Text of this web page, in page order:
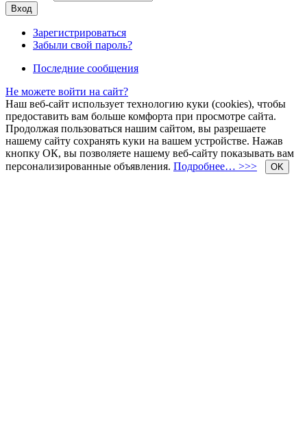
Зарегистрироваться
Забыли свой пароль?
Последние сообщения
Не можете войти на сайт?
Наш веб-сайт использует технологию куки (cookies), чтобы
предоставить вам больше комфорта при просмотре сайта.
Продолжая пользоваться нашим сайтом, вы разрешаете
нашему сайту сохранять куки на вашем устройстве. Нажав
кнопку ОК, вы позволяете нашему веб-сайту показывать вам
персонализированные объявления. Подробнее… >>> OK